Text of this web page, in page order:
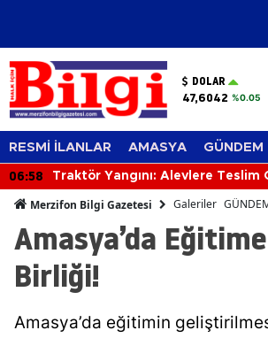
DOLAR
47,6042 %0.05
RESMİ İLANLAR AMASYA GÜNDEM
06:58
Traktör Yangını: Alevlere Teslim
Merzifon Bilgi Gazetesi Galeriler
Amasya’da
Birliği!
Amasya’da eğitimin